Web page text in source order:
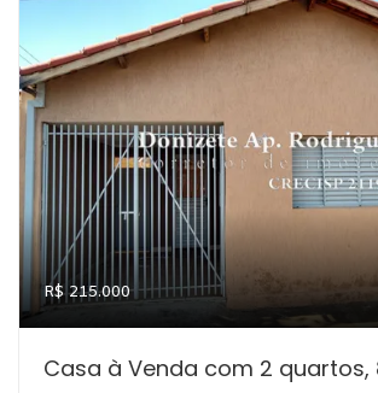
R$ 215.000
Casa à Venda com 2 quartos,